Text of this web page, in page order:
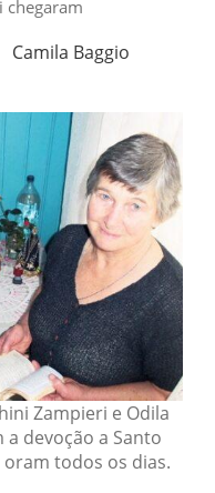
chegaram
Camila Baggio
Zampieri e Odila
devoção a Santo
todos os dias.